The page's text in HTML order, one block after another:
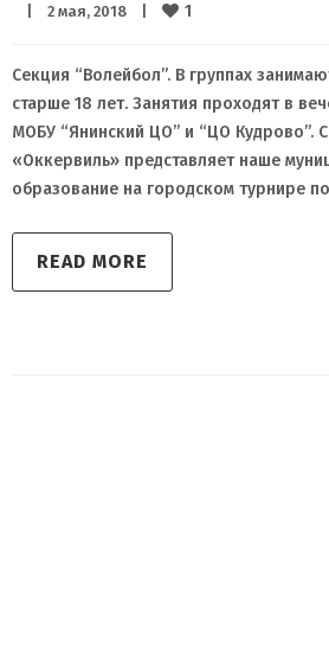
2 мая, 2018 1
Секция “Волейбол”. В группах
старше 18 лет. Занятия проходят в
МОБУ “Янинский ЦО” и “ЦО Кудрово”.
«Оккервиль» представляет наше
образование на городском турнире
READ MORE